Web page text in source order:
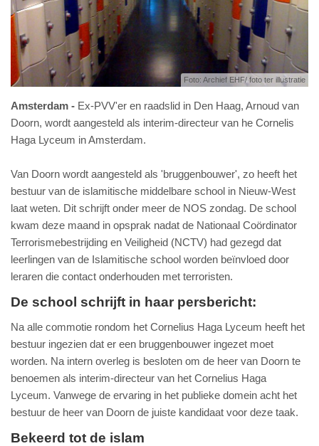
Foto: Archief EHF/ foto ter illustratie
Amsterdam
Ex-PVV'er en raadslid in Den Haag, Arnoud van
Doorn, wordt aangesteld als interim-directeur van he Cornelis
Haga Lyceum in Amsterdam.
Van Doorn wordt aangesteld als 'bruggenbouwer', zo heeft het
bestuur van de islamitische middelbare school in Nieuw-West
laat weten. Dit schrijft onder meer de NOS zondag. De school
kwam deze maand in opsprak nadat de Nationaal Coördinator
Terrorismebestrijding en Veiligheid (NCTV) had gezegd dat
leerlingen van de Islamitische school worden beïnvloed door
leraren die contact onderhouden met terroristen.
De school schrijft in haar persbericht:
Na alle commotie rondom het Cornelius Haga Lyceum heeft het
bestuur ingezien dat er een bruggenbouwer ingezet moet
worden. Na intern overleg is besloten om de heer van Doorn te
benoemen als interim-directeur van het Cornelius Haga
Lyceum. Vanwege de ervaring in het publieke domein acht het
bestuur de heer van Doorn de juiste kandidaat voor deze taak.
Bekeerd tot de islam